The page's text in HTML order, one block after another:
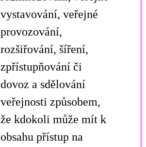
vystavování, veřejné
provozování,
rozšiřování, šíření,
zpřístupňování či
dovoz a sdělování
veřejnosti způsobem,
že kdokoli může mít k
obsahu přístup na